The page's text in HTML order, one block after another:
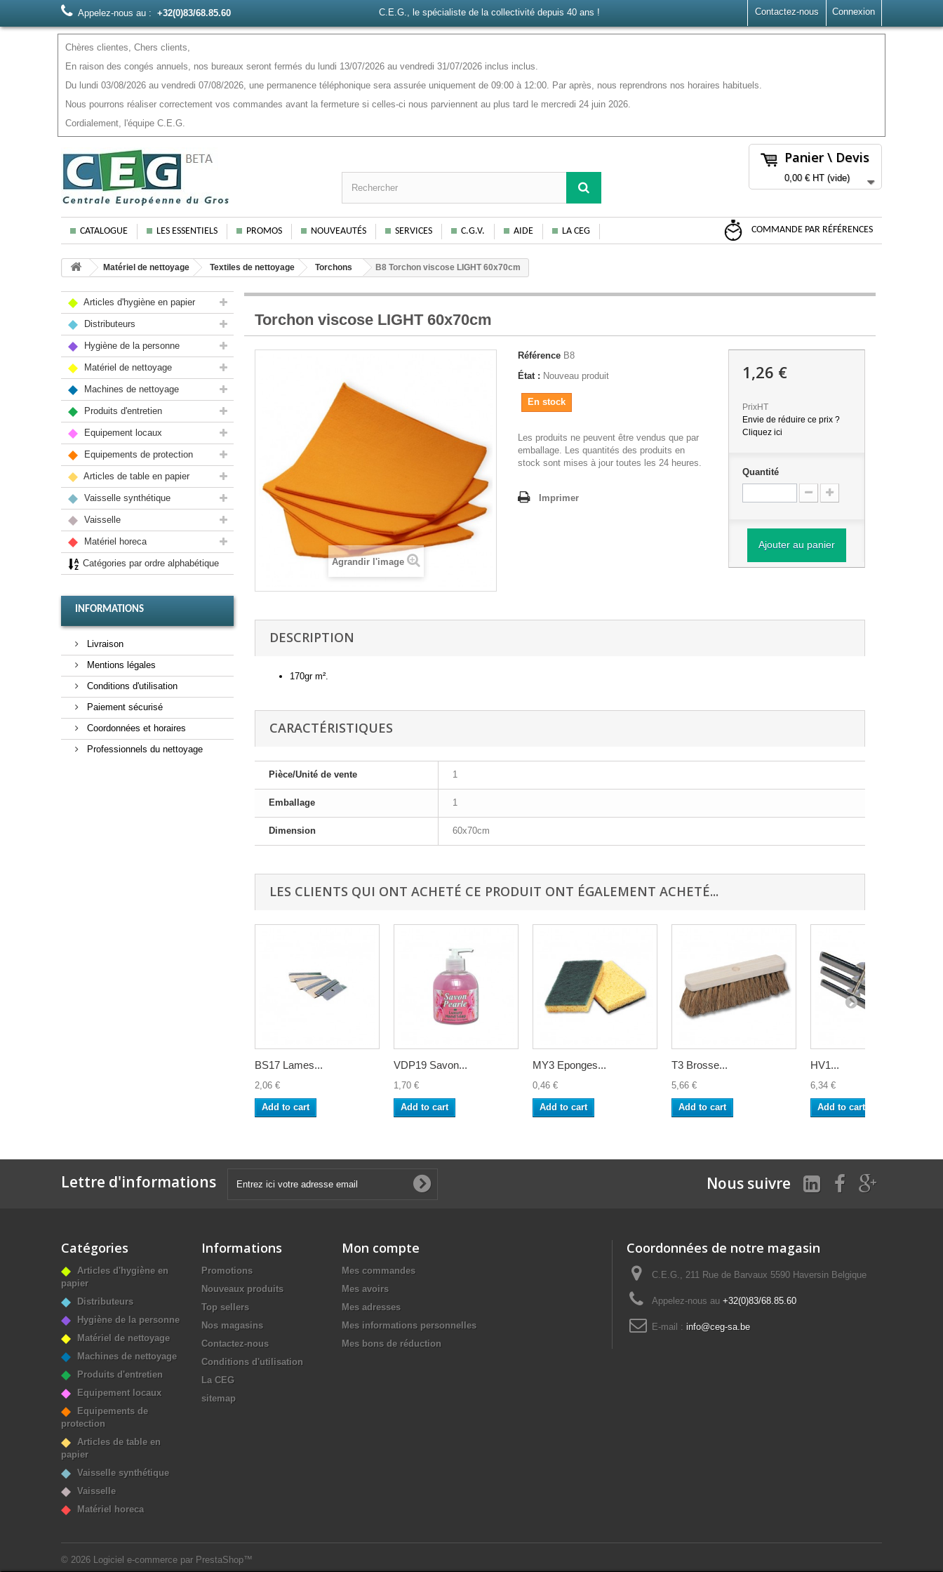
Connexion
Contactez-nous
Appelez-nous au : +32(0)83/68.85.60 C.E.G., le spécialiste de la collectivité depuis 40 ans !
Chères clientes, Chers clients,
En raison des congés annuels, nos bureaux seront fermés du lundi 13/07/2026 au vendredi 31/07/2026 inclus inclus.
Du lundi 03/08/2026 au vendredi 07/08/2026, une permanence téléphonique sera assurée uniquement de 09:00 à 12:00. Par après, nous reprendrons nos horaires habituels.
Nous pourrons réaliser correctement vos commandes avant la fermeture si celles-ci nous parviennent au plus tard le mercredi 24 juin 2026.
Cordialement, l'équipe C.E.G.
Panier \ Devis
0,00 €HT (vide)
CATALOGUE LES ESSENTIELS PROMOS NOUVEAUTÉS SERVICES C.G.V. AIDE LA CEG COMMANDE PAR RÉFÉRENCES
Matériel de nettoyage Textiles de nettoyage Torchons B8 Torchon viscose LIGHT 60x70cm
Articles d'hygiène en papier
Distributeurs
Hygiène de la personne
Matériel de nettoyage
Machines de nettoyage
Produits d'entretien
Equipement locaux
Equipements de protection
Articles de table en papier
Vaisselle synthétique
Vaisselle
Matériel horeca
Catégories par ordre alphabétique
INFORMATIONS
Livraison
Mentions légales
Conditions d'utilisation
Paiement sécurisé
Coordonnées et horaires
Professionnels du nettoyage
Torchon viscose LIGHT 60x70cm
Agrandir l'image
Référence B8
État : Nouveau produit
En stock
Les produits ne peuvent être vendus que par
emballage. Les quantités des produits en
stock sont mises à jour toutes les 24 heures.
Imprimer
1,26 €
PrixHT
Envie de réduire ce prix ?
Cliquez ici
Quantité
Ajouter au panier
DESCRIPTION
170gr m².
CARACTÉRISTIQUES
Pièce/Unité de vente 1
Emballage 1
Dimension 60x70cm
LES CLIENTS QUI ONT ACHETÉ CE PRODUIT ONT ÉGALEMENT ACHETÉ...
BS17 Lames...
2,06 €
Add to cart
VDP19 Savon...
1,70 €
Add to cart
MY3 Eponges...
0,46 €
Add to cart
T3 Brosse...
5,66 €
Add to cart
HV1...
6,34 €
Add to cart
Lettre d'informations Nous suivre
Catégories
Articles d'hygiène en
papier
Distributeurs
Hygiène de la personne
Matériel de nettoyage
Machines de nettoyage
Produits d'entretien
Equipement locaux
Equipements de
protection
Articles de table en
papier
Vaisselle synthétique
Vaisselle
Matériel horeca
Informations
Promotions
Nouveaux produits
Top sellers
Nos magasins
Contactez-nous
Conditions d'utilisation
La CEG
sitemap
© 2026 Logiciel e-commerce par PrestaShop™
Mon compte
Mes commandes
Mes avoirs
Mes adresses
Mes informations personnelles
Mes bons de réduction
Coordonnées de notre magasin
C.E.G., 211 Rue de Barvaux 5590 Haversin Belgique
Appelez-nous au +32(0)83/68.85.60
E-mail : info@ceg-sa.be